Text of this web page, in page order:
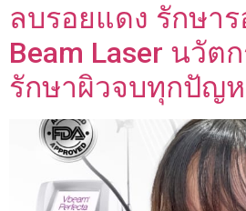
ลบรอยแดง รักษา
Beam Laser นวัต
รักษาผิวจบทุกปัญ